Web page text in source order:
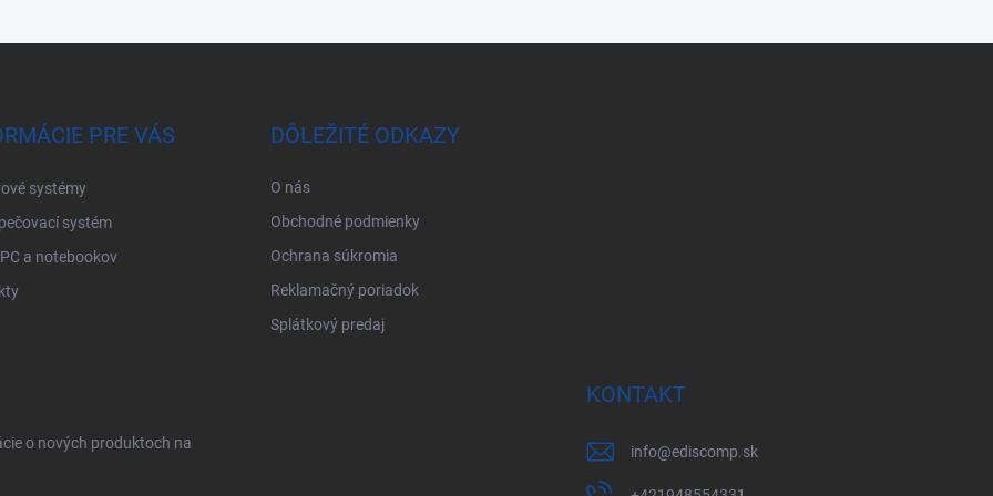
PRE VÁS
systémy
systém
a notebookov
DÔLEŽITÉ ODKAZY
O nás
Obchodné podmienky
Ochrana súkromia
Reklamačný poriadok
Splátkový predaj
o nových produktoch na
KONTAKT
info@ediscomp.sk